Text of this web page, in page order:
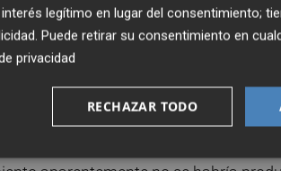
"interponiendo
de préstamos o a través de
en apariencia" presentan "los
al describirse en el auto recurrido
legítimo en lugar del consentimiento;
. Puede retirar su consentimiento en
privacidad
RECHAZAR TODO